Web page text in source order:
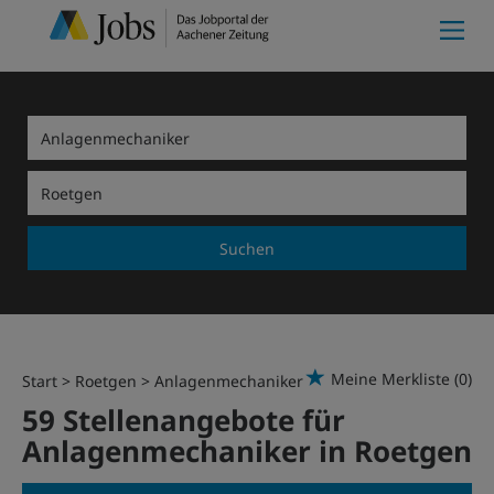
Suchen
Start Roetgen Anlagenmechaniker Meine Merkliste (0)
59 Stellenangebote für
Anlagenmechaniker in Roetgen